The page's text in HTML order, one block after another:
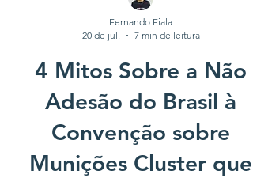
20 de jul.
7 min de leitura
4 Mitos Sobre a Não
Adesão do Brasil à
Convenção sobre